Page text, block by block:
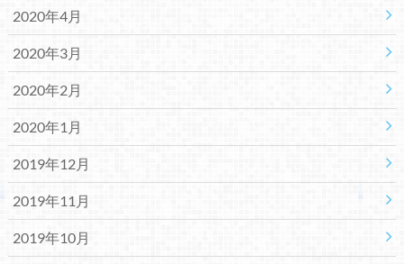
2020年4月
2020年3月
2020年2月
2020年1月
2019年12月
2019年11月
2019年10月